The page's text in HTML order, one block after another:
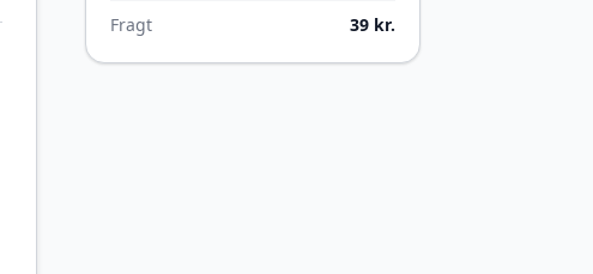
Fragt 39 kr.